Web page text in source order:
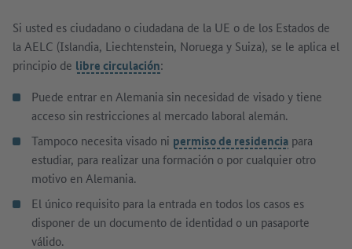
Si usted es ciudadano o ciudadana de la UE o de los Estados de
la AELC (Islandia, Liechtenstein, Noruega y Suiza), se le aplica el
principio de libre circulación:
Puede entrar en Alemania sin necesidad de visado y tiene
acceso sin restricciones al mercado laboral alemán.
Tampoco necesita visado ni permiso de residencia para
estudiar, para realizar una formación o por cualquier otro
motivo en Alemania.
El único requisito para la entrada en todos los casos es
disponer de un documento de identidad o un pasaporte
válido.